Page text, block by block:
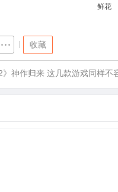
鲜花
收藏
》神作归来 这几款游戏同样不